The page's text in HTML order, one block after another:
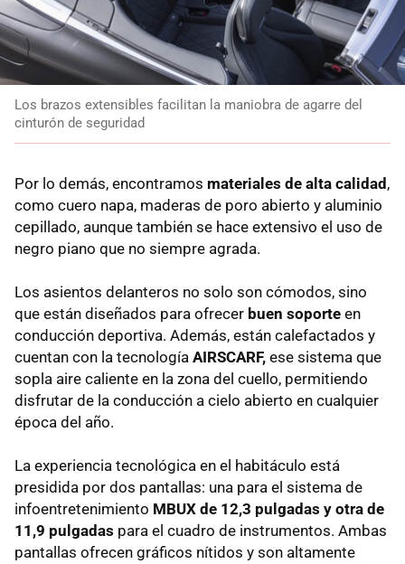
Los brazos extensibles facilitan la maniobra de agarre del
cinturón de seguridad
Por lo demás, encontramos materiales de alta calidad ,
como cuero napa, maderas de poro abierto y aluminio
cepillado, aunque también se hace extensivo el uso de
negro piano que no siempre agrada.
Los asientos delanteros no solo son cómodos, sino
que están diseñados para ofrecer buen soporte en
conducción deportiva. Además, están calefactados y
cuentan con la tecnología AIRSCARF, ese sistema que
sopla aire caliente en la zona del cuello, permitiendo
disfrutar de la conducción a cielo abierto en cualquier
época del año.
La experiencia tecnológica en el habitáculo está
presidida por dos pantallas: una para el sistema de
infoentretenimiento MBUX de 12,3 pulgadas y otra de
11,9 pulgadas para el cuadro de instrumentos. Ambas
pantallas ofrecen gráficos nítidos y son altamente